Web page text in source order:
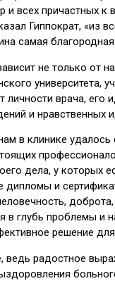
и всех причастных к
Гиппократ, «из
самая
не только от
университета,
личности врача, его
и нравственных
в клинике удалось
дела, у которых
дипломы и
в глубь проблемы и
решение для
ведь радостное